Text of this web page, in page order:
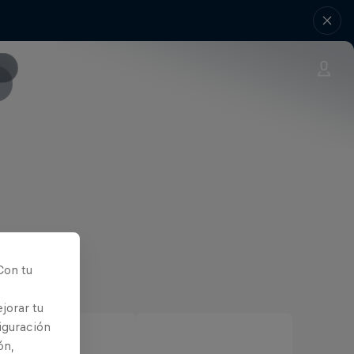
tu
tu